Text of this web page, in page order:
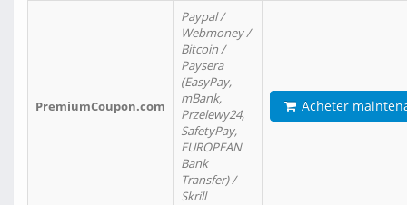
PremiumCoupon.com
Paypal /
Webmoney /
Bitcoin /
Paysera
(EasyPay,
mBank,
Przelewy24,
SafetyPay,
EUROPEAN
Bank
Transfer) /
Skrill
Acheter